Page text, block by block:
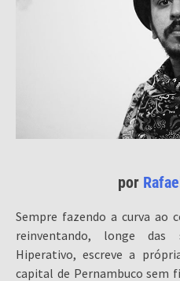
por
Sempre fazendo a curva ao
reinventando, longe das
Hiperativo, escreve a
capital de Pernambuco sem